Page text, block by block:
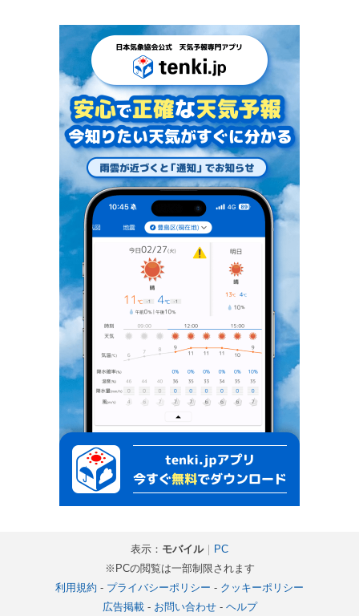
表示： モバイル｜ PC
※PCの閲覧は一部制限されます
利用規約 - プライバシーポリシー - クッキーポリシー
広告掲載- お問い合わせ- ヘルプ